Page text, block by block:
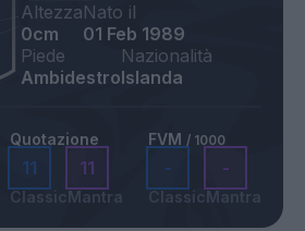
Altezza
0cm
Nato il
01 Feb 1989
Piede
Ambidestro
Nazionalità
Islanda
Quotazione
11
Classic
11
Mantra
FVM / 1000
-
Classic
-
Mantra